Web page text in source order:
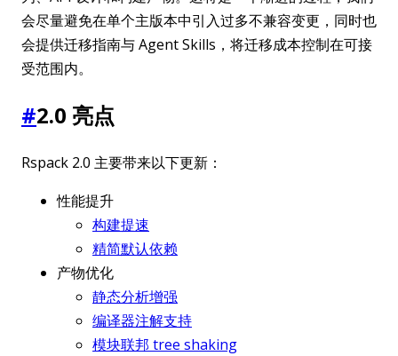
会尽量避免在单个主版本中引入过多不兼容变更，同时也
会提供迁移指南与 Agent Skills，将迁移成本控制在可接
受范围内。
#2.0 亮点
Rspack 2.0 主要带来以下更新：
性能提升
构建提速
精简默认依赖
产物优化
静态分析增强
编译器注解支持
模块联邦 tree shaking